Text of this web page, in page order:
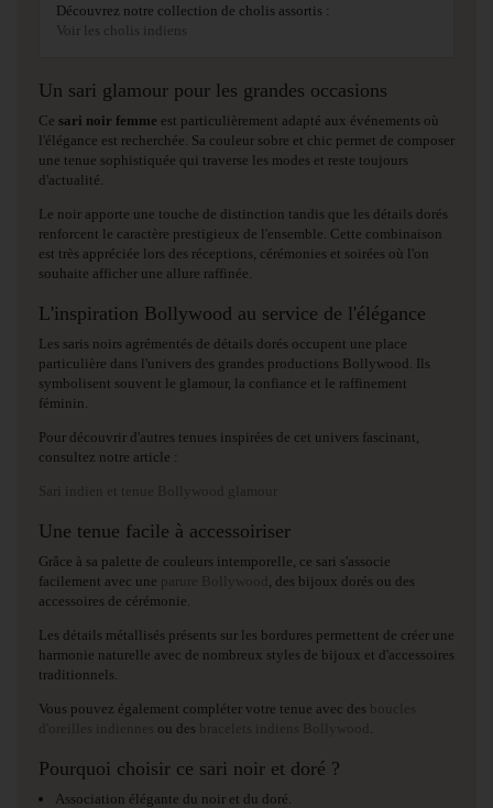
Découvrez notre collection de cholis assortis :
Voir les cholis indiens
Un sari glamour pour les grandes occasions
Ce sari noir femme est particulièrement adapté aux événements où
l'élégance est recherchée. Sa couleur sobre et chic permet de composer
une tenue sophistiquée qui traverse les modes et reste toujours
d'actualité.
Le noir apporte une touche de distinction tandis que les détails dorés
renforcent le caractère prestigieux de l'ensemble. Cette combinaison
est très appréciée lors des réceptions, cérémonies et soirées où l'on
souhaite afficher une allure raffinée.
L'inspiration Bollywood au service de l'élégance
Les saris noirs agrémentés de détails dorés occupent une place
particulière dans l'univers des grandes productions Bollywood. Ils
symbolisent souvent le glamour, la confiance et le raffinement
féminin.
Pour découvrir d'autres tenues inspirées de cet univers fascinant,
consultez notre article :
Sari indien et tenue Bollywood glamour
Une tenue facile à accessoiriser
Grâce à sa palette de couleurs intemporelle, ce sari s'associe
facilement avec une parure Bollywood
, des bijoux dorés ou des
accessoires de cérémonie.
Les détails métallisés présents sur les bordures permettent de créer une
harmonie naturelle avec de nombreux styles de bijoux et d'accessoires
traditionnels.
Vous pouvez également compléter votre tenue avec des
boucles
d'oreilles indiennes
ou des bracelets indiens Bollywood
Pourquoi choisir ce sari noir et doré ?
Association élégante du noir et du doré.